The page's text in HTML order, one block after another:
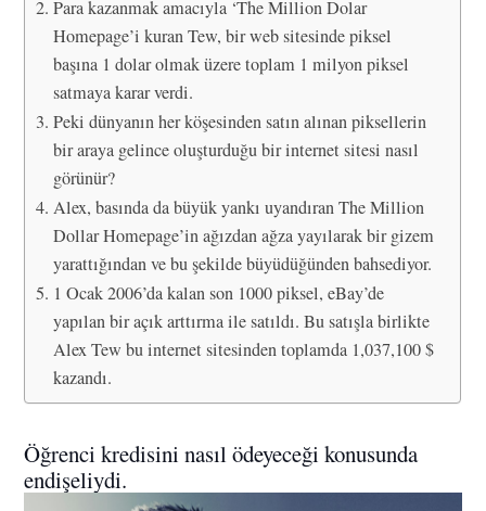
Para kazanmak amacıyla ‘The Million Dolar
Homepage’i kuran Tew, bir web sitesinde piksel
başına 1 dolar olmak üzere toplam 1 milyon piksel
satmaya karar verdi.
Peki dünyanın her köşesinden satın alınan piksellerin
bir araya gelince oluşturduğu bir internet sitesi nasıl
görünür?
Alex, basında da büyük yankı uyandıran The Million
Dollar Homepage’in ağızdan ağza yayılarak bir gizem
yarattığından ve bu şekilde büyüdüğünden bahsediyor.
1 Ocak 2006’da kalan son 1000 piksel, eBay’de
yapılan bir açık arttırma ile satıldı. Bu satışla birlikte
Alex Tew bu internet sitesinden toplamda 1,037,100 $
kazandı.
Öğrenci kredisini nasıl ödeyeceği konusunda
endişeliydi.